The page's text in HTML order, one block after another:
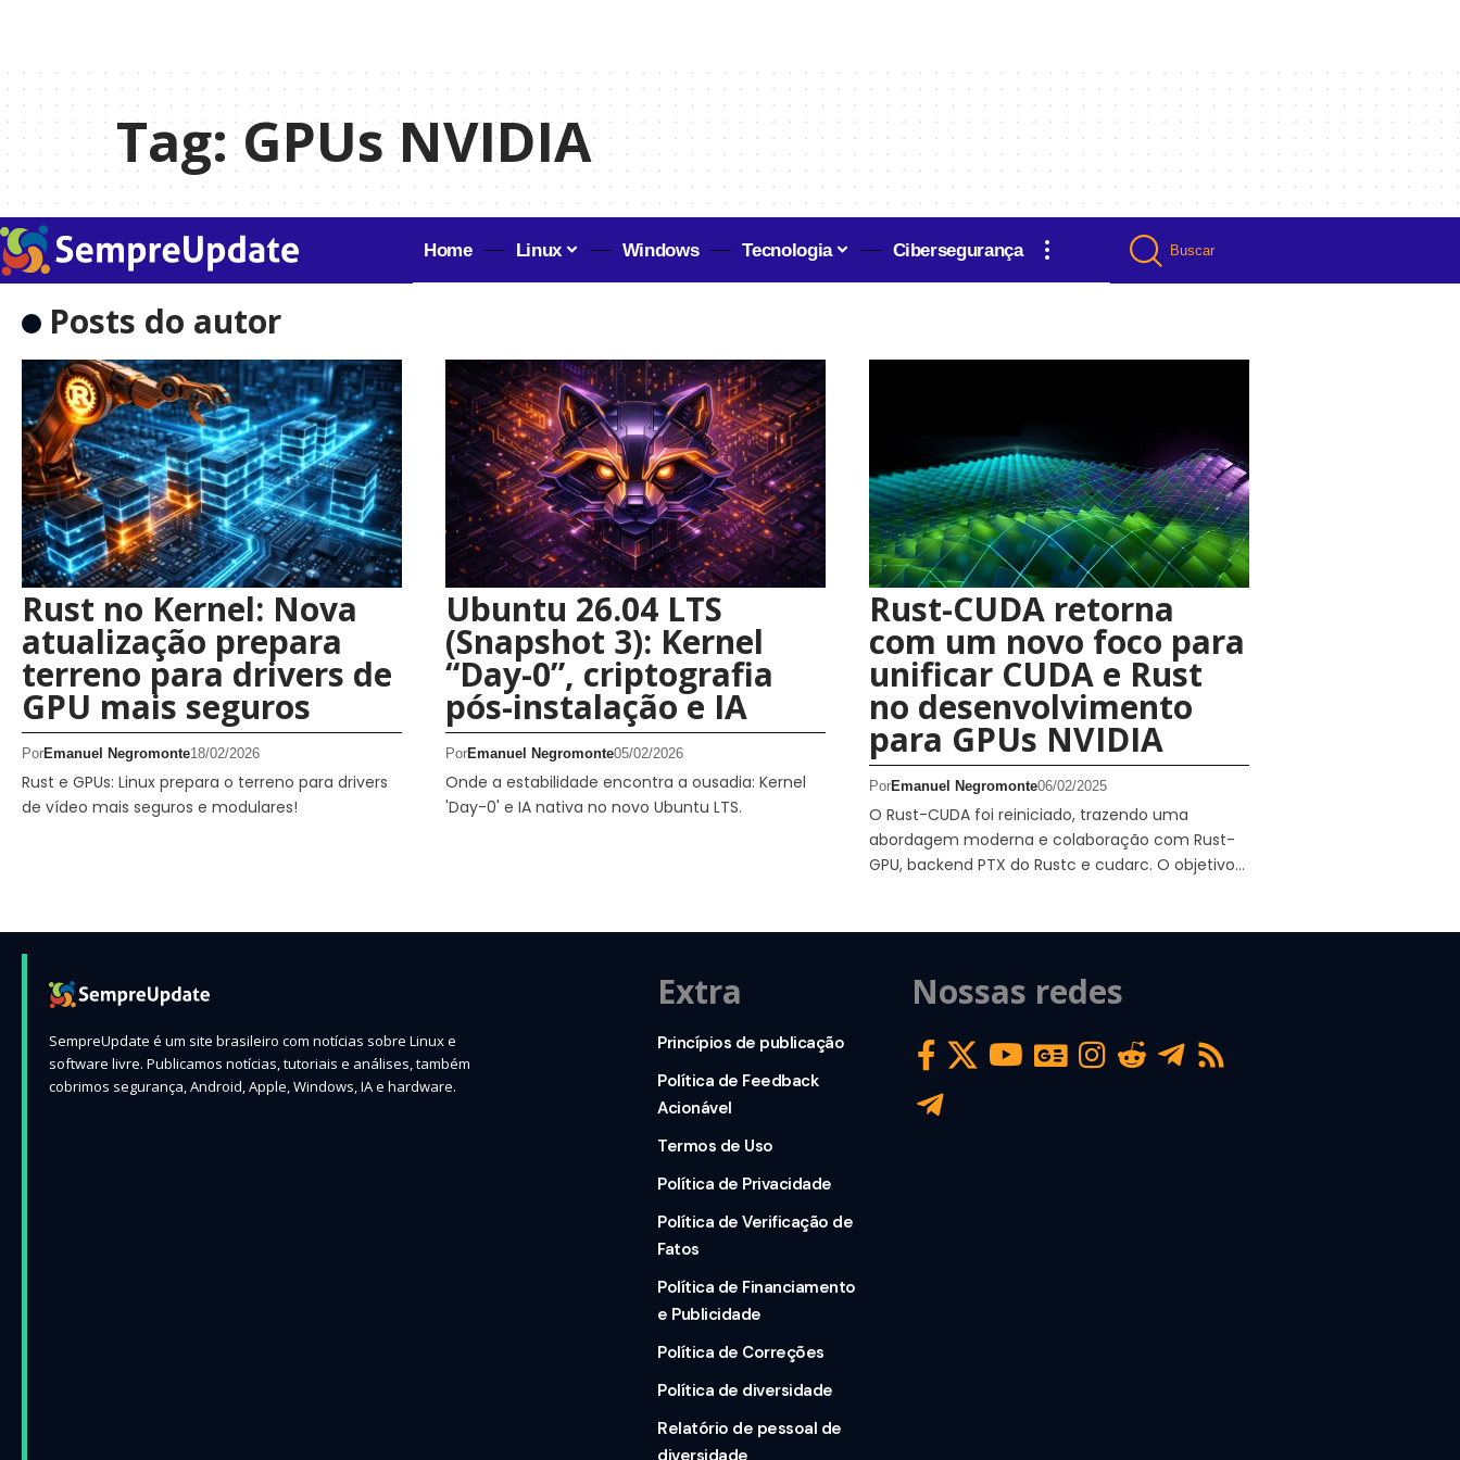
Tag:GPUs NVIDIA
Home Linux Windows Tecnologia Cibersegurança Buscar
Posts do autor
Rust no Kernel: Nova
atualização prepara
terreno para drivers de
GPU mais seguros
PorEmanuel Negromonte18/02/2026
Rust e GPUs: Linux prepara o terreno para drivers
de vídeo mais seguros e modulares!
Ubuntu 26.04 LTS
(Snapshot 3): Kernel
“Day-0”, criptografia
pós-instalação e IA
PorEmanuel Negromonte05/02/2026
Onde a estabilidade encontra a ousadia: Kernel
'Day-0' e IA nativa no novo Ubuntu LTS.
Rust-CUDA retorna
com um novo foco para
unificar CUDA e Rust
no desenvolvimento
para GPUs NVIDIA
PorEmanuel Negromonte06/02/2025
O Rust-CUDA foi reiniciado, trazendo uma
abordagem moderna e colaboração com Rust-
GPU, backend PTX do Rustc e cudarc. O objetivo…
SempreUpdate é um site brasileiro com notícias sobre Linux e
software livre. Publicamos notícias, tutoriais e análises, também
cobrimos segurança, Android, Apple, Windows, IA e hardware.
Extra
Princípios de publicação
Política de Feedback
Acionável
Termos de Uso
Política de Privacidade
Política de Verificação de
Fatos
Política de Financiamento
e Publicidade
Política de Correções
Política de diversidade
Relatório de pessoal de
diversidade
Nossas redes